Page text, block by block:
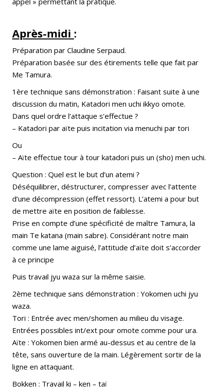
Après-midi :
Préparation par Claudine Serpaud.
Préparation basée sur des étirements telle que fait par
Me Tamura.
1ère technique sans démonstration : Faisant suite à une
discussion du matin, Katadori men uchi ikkyo omote.
Dans quel ordre l’attaque s’effectue ?
– Katadori par aïte puis incitation via menuchi par tori
Ou
– Aïte effectue tour à tour katadori puis un (sho) men uchi.
Question : Quel est le but d’un atemi ?
Déséquilibrer, déstructurer, compresser avec l’attente
d’une décompression (effet ressort). L’atemi a pour but
de mettre aïte en position de faiblesse.
Prise en compte d’une spécificité de maître Tamura, la
main Te katana (main sabre). Considérant notre main
comme une lame aiguisé, l’attitude d’aïte doit s’accorder
à ce principe
Puis travail jyu waza sur la même saisie.
2ème technique sans démonstration : Yokomen uchi jyu
waza.
Tori : Entrée avec men/shomen au milieu du visage.
Entrées possibles int/ext pour omote comme pour ura.
Aïte : Yokomen bien armé au-dessus et au centre de la
tête, sans ouverture de la main. Légèrement sortir de la
ligne en attaquant.
Bokken : Travail ki – ken – taï